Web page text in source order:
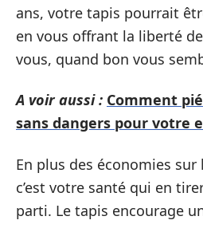
ans, votre tapis pourrait
en vous offrant la liberté
vous, quand bon vous
A voir aussi : Comment
sans dangers pour votre
En plus des économies sur
c’est votre santé qui en
parti. Le tapis encourage